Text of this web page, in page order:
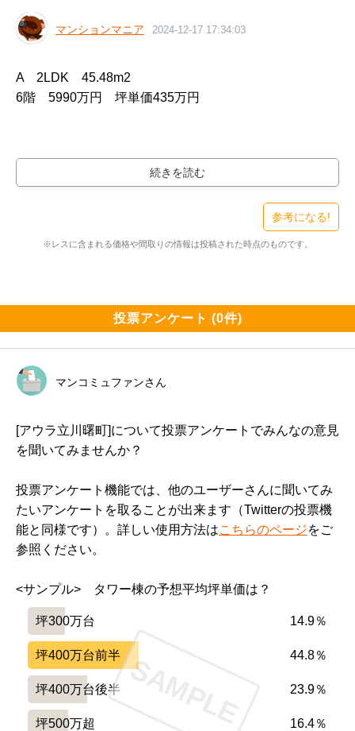
マンションマニア 2024-12-17 17:34:03
A　2LDK　45.48m2
6階　5990万円　坪単価435万円
参考になる!
※レスに含まれる価格や間取りの情報は投稿された時点のものです。
投票アンケート (0件)
マンコミュファンさん
[アウラ立川曙町]について投票アンケートでみんなの意見
を聞いてみませんか？
投票アンケート機能では、他のユーザーさんに聞いてみ
たいアンケートを取ることが出来ます（Twitterの投票機
能と同様です）。詳しい使用方法はこちらのページをご
参照ください。
<サンプル>　タワー棟の予想平均坪単価は？
坪300万台 14.9％
坪400万台前半 44.8％
坪400万台後半 23.9％
坪500万超 16.4％
SAMPLE